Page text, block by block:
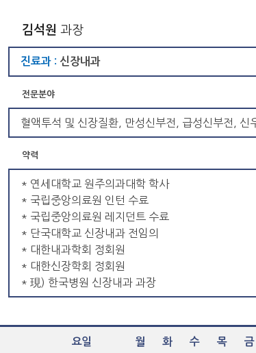
김석원 과장
진료과 : 신장내과
전문분야
혈액투석 및 신장질환, 만성신부전, 급성신부전, 신
약력
* 연세대학교 원주의과대학 학사
* 국립중앙의료원 인턴 수료
* 국립중앙의료원 레지던트 수료
* 단국대학교 신장내과 전임의
* 대한내과학회 정회원
* 대한신장학회 정회원
* 現) 한국병원 신장내과 과장
요일 월 화 수 목 금